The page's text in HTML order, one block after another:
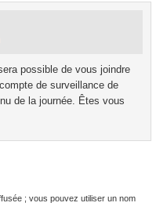
possible de vous joindre
de surveillance de
de la journée. Êtes vous
; vous pouvez utiliser un nom